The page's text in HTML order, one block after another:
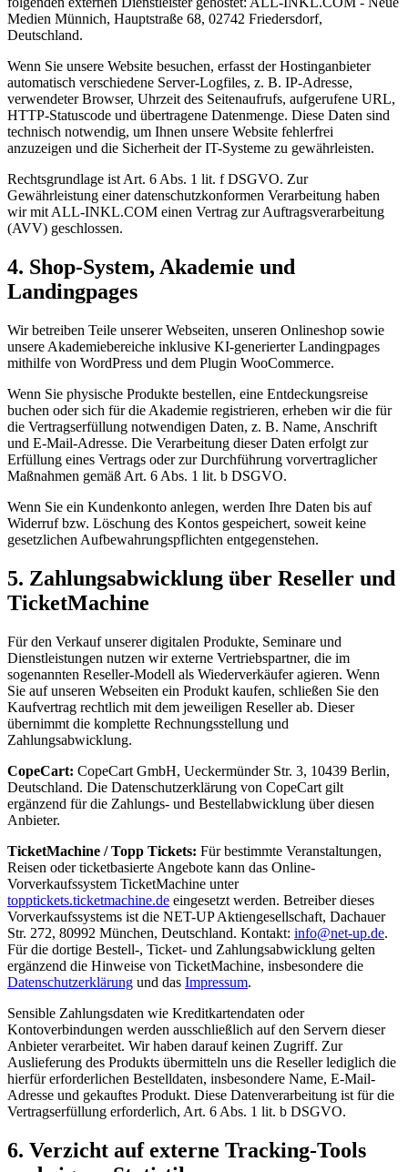
Medien Münnich, Hauptstraße 68, 02742 Friedersdorf,
Deutschland.
Wenn Sie unsere Website besuchen, erfasst der Hostinganbieter
automatisch verschiedene Server-Logfiles, z. B. IP-Adresse,
verwendeter Browser, Uhrzeit des Seitenaufrufs, aufgerufene URL,
HTTP-Statuscode und übertragene Datenmenge. Diese Daten sind
technisch notwendig, um Ihnen unsere Website fehlerfrei
anzuzeigen und die Sicherheit der IT-Systeme zu gewährleisten.
Rechtsgrundlage ist Art. 6 Abs. 1 lit. f DSGVO. Zur
Gewährleistung einer datenschutzkonformen Verarbeitung haben
wir mit ALL-INKL.COM einen Vertrag zur Auftragsverarbeitung
(AVV) geschlossen.
4. Shop-System, Akademie und
Landingpages
Wir betreiben Teile unserer Webseiten, unseren Onlineshop sowie
unsere Akademiebereiche inklusive KI-generierter Landingpages
mithilfe von WordPress und dem Plugin WooCommerce.
Wenn Sie physische Produkte bestellen, eine Entdeckungsreise
buchen oder sich für die Akademie registrieren, erheben wir die für
die Vertragserfüllung notwendigen Daten, z. B. Name, Anschrift
und E-Mail-Adresse. Die Verarbeitung dieser Daten erfolgt zur
Erfüllung eines Vertrags oder zur Durchführung vorvertraglicher
Maßnahmen gemäß Art. 6 Abs. 1 lit. b DSGVO.
Wenn Sie ein Kundenkonto anlegen, werden Ihre Daten bis auf
Widerruf bzw. Löschung des Kontos gespeichert, soweit keine
gesetzlichen Aufbewahrungspflichten entgegenstehen.
5. Zahlungsabwicklung über Reseller und
TicketMachine
Für den Verkauf unserer digitalen Produkte, Seminare und
Dienstleistungen nutzen wir externe Vertriebspartner, die im
sogenannten Reseller-Modell als Wiederverkäufer agieren. Wenn
Sie auf unseren Webseiten ein Produkt kaufen, schließen Sie den
Kaufvertrag rechtlich mit dem jeweiligen Reseller ab. Dieser
übernimmt die komplette Rechnungsstellung und
Zahlungsabwicklung.
CopeCart: CopeCart GmbH, Ueckermünder Str. 3, 10439 Berlin,
Deutschland. Die Datenschutzerklärung von CopeCart gilt
ergänzend für die Zahlungs- und Bestellabwicklung über diesen
Anbieter.
TicketMachine / Topp Tickets: Für bestimmte Veranstaltungen,
Reisen oder ticketbasierte Angebote kann das Online-
Vorverkaufssystem TicketMachine unter
topptickets.ticketmachine.de eingesetzt werden. Betreiber dieses
Vorverkaufssystems ist die NET-UP Aktiengesellschaft, Dachauer
Str. 272, 80992 München, Deutschland. Kontakt: info@net-up.de.
Für die dortige Bestell-, Ticket- und Zahlungsabwicklung gelten
ergänzend die Hinweise von TicketMachine, insbesondere die
Datenschutzerklärung und das Impressum.
Sensible Zahlungsdaten wie Kreditkartendaten oder
Kontoverbindungen werden ausschließlich auf den Servern dieser
Anbieter verarbeitet. Wir haben darauf keinen Zugriff. Zur
Auslieferung des Produkts übermitteln uns die Reseller lediglich die
hierfür erforderlichen Bestelldaten, insbesondere Name, E-Mail-
Adresse und gekauftes Produkt. Diese Datenverarbeitung ist für die
Vertragserfüllung erforderlich, Art. 6 Abs. 1 lit. b DSGVO.
6. Verzicht auf externe Tracking-Tools